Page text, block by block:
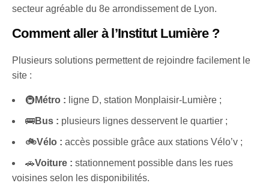
secteur agréable du 8e arrondissement de Lyon.
Comment aller à l’Institut Lumière ?
Plusieurs solutions permettent de rejoindre facilement le
site :
🚇Métro : ligne D, station Monplaisir-Lumière ;
🚌Bus : plusieurs lignes desservent le quartier ;
🚲Vélo : accès possible grâce aux stations Vélo’v ;
🚗Voiture : stationnement possible dans les rues
voisines selon les disponibilités.